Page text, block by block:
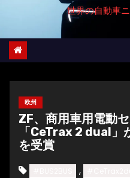
プ
世界の自動車
欧州
ZF、商用車用電動
「CeTrax 2 dual」
を受賞
,